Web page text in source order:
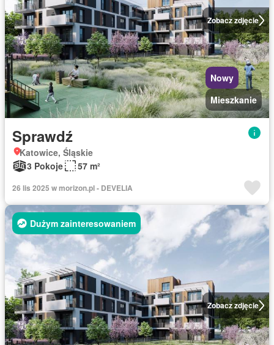
Zobacz zdjęcie
Nowy
Mieszkanie
Sprawdź
Katowice, Śląskie
3 Pokoje
57 m²
26 lis 2025 w morizon.pl - DEVELIA
Zobacz zdjęcie
Dużym zainteresowaniem